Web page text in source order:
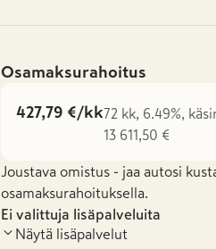
Osamaksurahoitus
427,79 €/kk72 kk, 6.49%,
13 611,50 €
Joustava omistus - jaa autosi
osamaksurahoituksella.
Ei valittuja lisäpalveluita
Näytä lisäpalvelut